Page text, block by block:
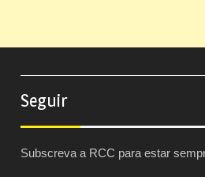
Seguir
Subscreva a RCC para estar